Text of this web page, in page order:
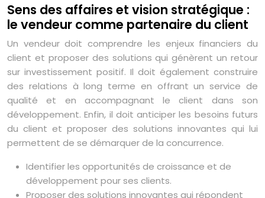
Sens des affaires et vision stratégique :
le vendeur comme partenaire du client
Un vendeur doit comprendre les enjeux financiers du
client et proposer des solutions qui génèrent un retour
sur investissement positif. Il doit également construire
des relations à long terme en offrant un service de
qualité et en accompagnant le client dans son
développement. Enfin, il doit anticiper les besoins futurs
du client et proposer des solutions innovantes qui lui
permettent de se démarquer de la concurrence.
Identifier les opportunités de croissance et de
développement pour ses clients.
Proposer des solutions innovantes qui répondent